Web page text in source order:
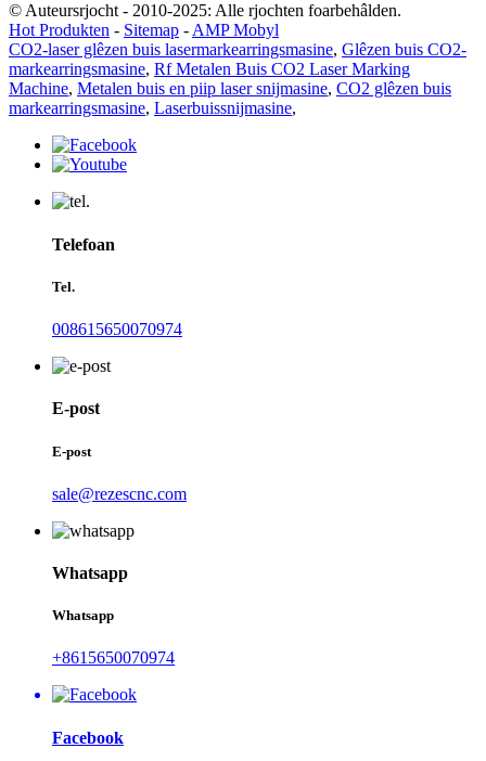
© Auteursrjocht - 2010-2025: Alle rjochten foarbehâlden.
Hot Produkten - Sitemap -AMP Mobyl
CO2-laser glêzen buis lasermarkearringsmasine, Glêzen buis CO2-
markearringsmasine, Rf Metalen Buis CO2 Laser Marking
Machine, Metalen buis en piip laser snijmasine, CO2 glêzen buis
markearringsmasine, Laserbuissnijmasine,
Telefoan
Tel.
008615650070974
E-post
E-post
sale@rezescnc.com
Whatsapp
Whatsapp
+8615650070974
Facebook